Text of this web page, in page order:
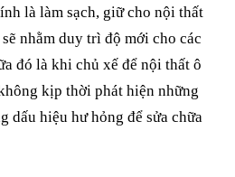
là làm sạch, giữ cho nội thất
nhằm duy trì độ mới cho các
đó là khi chủ xế để nội thất ô
kịp thời phát hiện những
dấu hiệu hư hỏng để sửa chữa